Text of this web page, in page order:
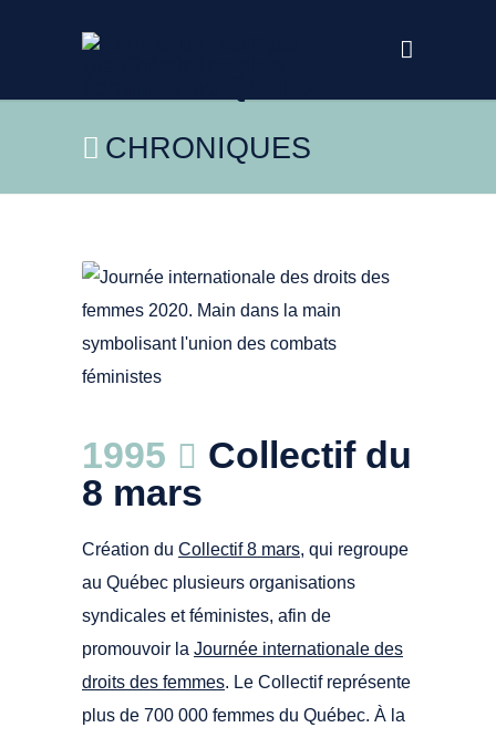
CHRONIQUES
droits des femmes en 2020.
1995
Collectif du
8 mars
Création du Collectif 8 mars, qui regroupe
au Québec plusieurs organisations
syndicales et féministes, afin de
promouvoir la Journée internationale des
droits des femmes. Le Collectif représente
plus de 700 000 femmes du Québec. À la